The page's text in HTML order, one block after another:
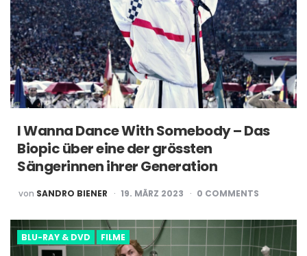
I Wanna Dance With Somebody – Das
Biopic über eine der grössten
Sängerinnen ihrer Generation
POSTED
BY
von SANDRO BIENER 19. MÄRZ 2023 0 COMMENTS
BLU-RAY & DVD FILME